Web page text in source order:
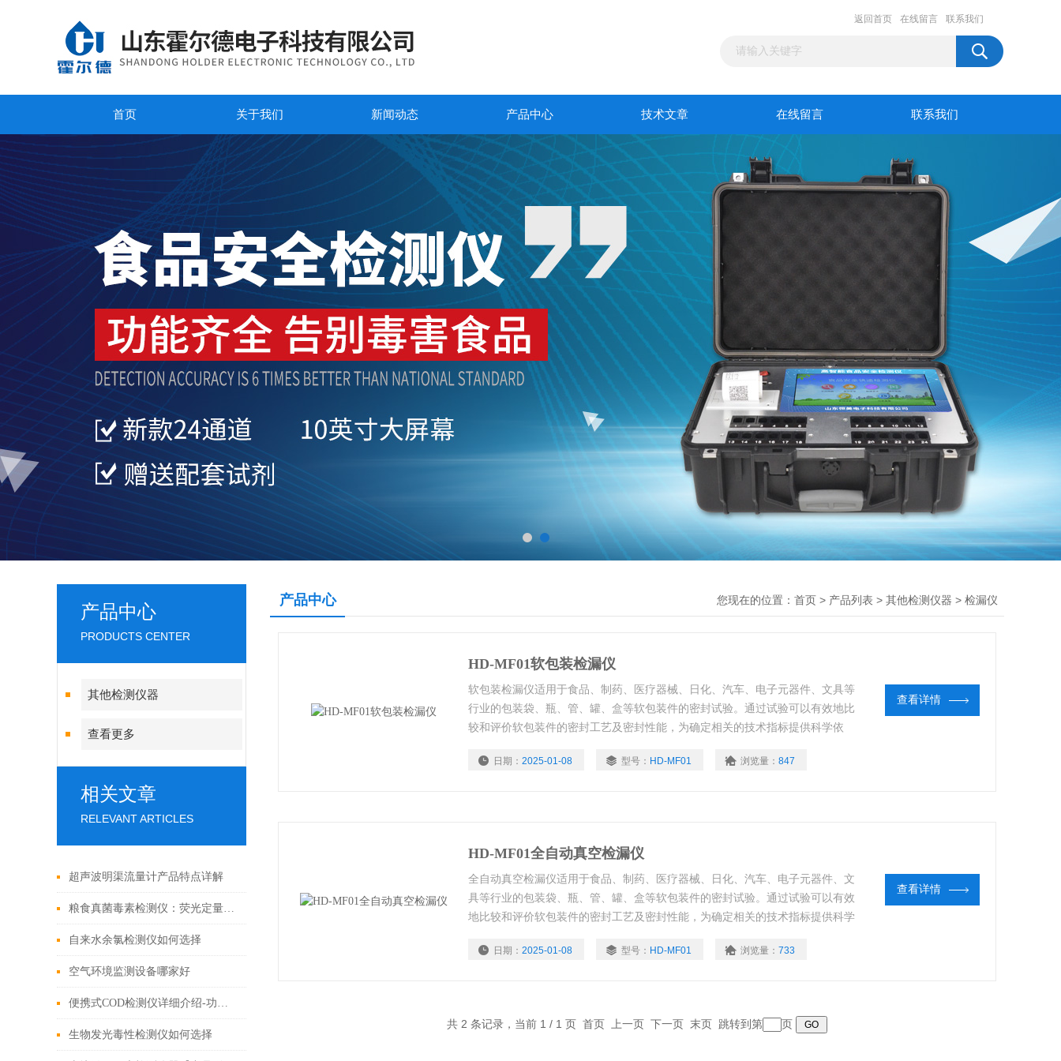
返回首页 在线留言 联系我们
首页 关于我们 新闻动态 产品中心 技术文章 在线留言 联系我们
产品中心
PRODUCTS CENTER
其他检测仪器
查看更多
相关文章
RELEVANT ARTICLES
超声波明渠流量计产品特点详解
粮食真菌毒素检测仪：荧光定量免疫层析法
自来水余氯检测仪如何选择
空气环境监测设备哪家好
便携式COD检测仪详细介绍-功能、原理及特性
生物发光毒性检测仪如何选择
产品中心 您现在的位置： 首页 > 产品列表 > 其他检测仪器 > 检漏仪
HD-MF01软包装检漏仪
软包装检漏仪适用于食品、制药、医疗器械、日化、汽车、电子元器件、文具等
行业的包装袋、瓶、管、罐、盒等软包装件的密封试验。通过试验可以有效地比
较和评价软包装件的密封工艺及密封性能，为确定相关的技术指标提供科学依
日期： 2025-01-08 型号： HD-MF01 浏览量： 847
查看详情
HD-MF01全自动真空检漏仪
全自动真空检漏仪适用于食品、制药、医疗器械、日化、汽车、电子元器件、文
具等行业的包装袋、瓶、管、罐、盒等软包装件的密封试验。通过试验可以有效
地比较和评价软包装件的密封工艺及密封性能，为确定相关的技术指标提供科学
日期： 2025-01-08 型号： HD-MF01 浏览量： 733
查看详情
共 2 条记录，当前 1 / 1 页 首页 上一页 下一页 末页 跳转到第 页